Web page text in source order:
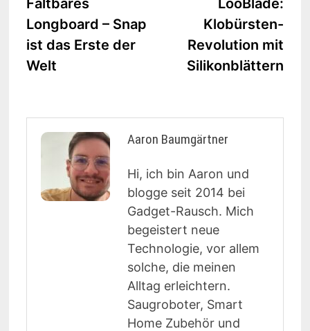
Navigation
Faltbares
Longboard – Snap
ist das Erste der
Welt
LooBlade:
Klobürsten-
Revolution mit
Silikonblättern
Aaron Baumgärtner
Hi, ich bin Aaron und
blogge seit 2014 bei
Gadget-Rausch. Mich
begeistert neue
Technologie, vor allem
solche, die meinen
Alltag erleichtern.
Saugroboter, Smart
Home Zubehör und